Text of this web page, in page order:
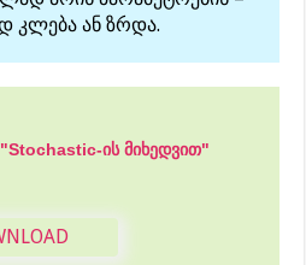
კლება ან ზრდა.
ის მიხედვით"